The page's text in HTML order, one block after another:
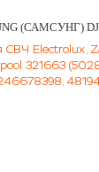
(САМСУНГ)